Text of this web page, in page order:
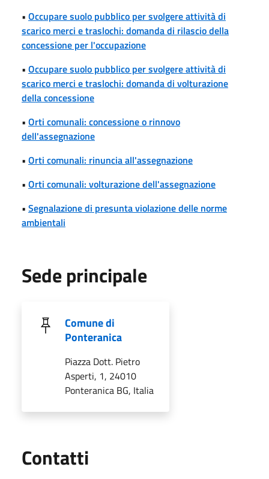
• Occupare suolo pubblico per svolgere attività di
scarico merci e traslochi: domanda di rilascio della
concessione per l'occupazione
• Occupare suolo pubblico per svolgere attività di
scarico merci e traslochi: domanda di volturazione
della concessione
• Orti comunali: concessione o rinnovo
dell'assegnazione
• Orti comunali: rinuncia all'assegnazione
• Orti comunali: volturazione dell'assegnazione
• Segnalazione di presunta violazione delle norme
ambientali
Sede principale
Comune di
Ponteranica
Piazza Dott. Pietro
Asperti, 1, 24010
Ponteranica BG, Italia
Contatti